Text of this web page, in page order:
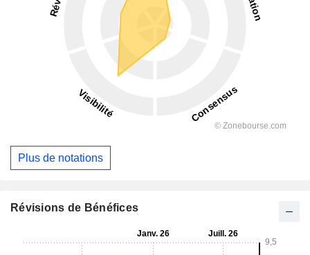
Plus de notations
Révisions de Bénéfices